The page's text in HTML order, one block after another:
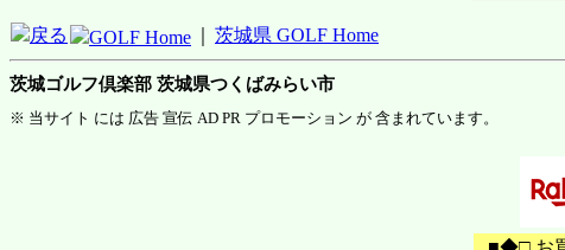
戻る GOLF Home 茨城県 GOLF Home
茨城ゴルフ倶楽部 茨城県つくばみらい市
※ 当サイト には 広告 宣伝 AD PR プロモーション が 含まれています。